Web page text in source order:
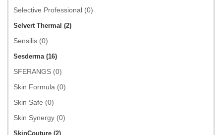
Selective Professional (0)
Selvert Thermal (2)
Sensilis (0)
Sesderma (16)
SFERANGS (0)
Skin Formula (0)
Skin Safe (0)
Skin Synergy (0)
SkinCouture (2)